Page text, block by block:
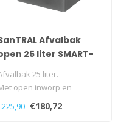
Afvalbak
25 liter SMART-
READY
25 liter.
open inworp en
binnenring.€180,72